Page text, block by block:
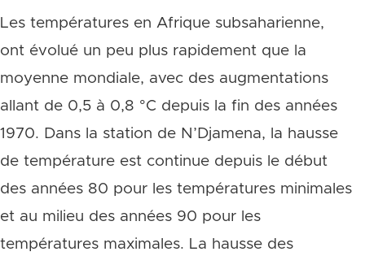
Les températures en Afrique subsaharienne,
ont évolué un peu plus rapidement que la
moyenne mondiale, avec des augmentations
allant de 0,5 à 0,8 °C depuis la fin des années
1970. Dans la station de N’Djamena, la hausse
de température est continue depuis le début
des années 80 pour les températures minimales
et au milieu des années 90 pour les
températures maximales. La hausse des